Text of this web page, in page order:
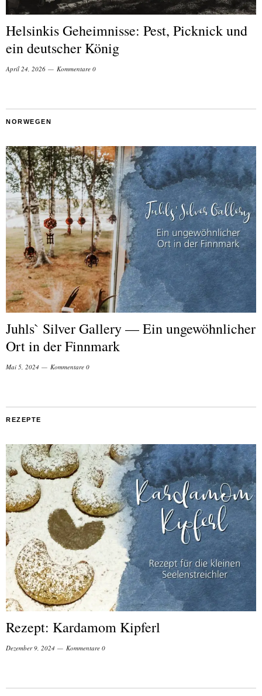
Helsinkis Geheimnisse: Pest, Picknick und
ein deutscher König
April 24, 2026 Kommentare 0
NORWEGEN
Juhls` Silver Gallery — Ein ungewöhnlicher
Ort in der Finnmark
Mai 5, 2024 Kommentare 0
REZEPTE
Rezept: Kardamom Kipferl
Dezember 9, 2024 Kommentare 0